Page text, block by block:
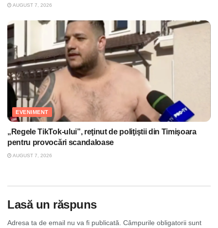
AUGUST 7, 2026
EVENIMENT
„Regele TikTok-ului”, reţinut de poliţiştii din Timişoara
pentru provocări scandaloase
AUGUST 7, 2026
Lasă un răspuns
Adresa ta de email nu va fi publicată. Câmpurile obligatorii sunt